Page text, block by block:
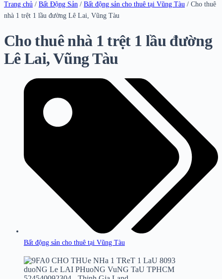
Trang chủ / Bất Động Sản / Bất động sản cho thuê tại Vũng Tàu / Cho thuê
nhà 1 trệt 1 lầu đường Lê Lai, Vũng Tàu
Cho thuê nhà 1 trệt 1 lầu đường
Lê Lai, Vũng Tàu
Bất động sản cho thuê tại Vũng Tàu